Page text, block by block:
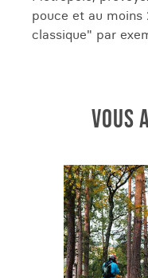
pouce et au
classique" par
VOUS